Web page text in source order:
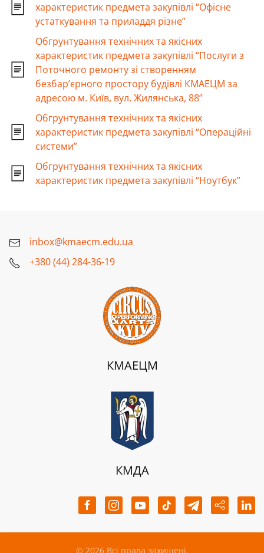
характеристик предмета закупівлі “Офісне
устаткування та приладдя різне”
Обгрунтування технічних та якісних
характеристик предмета закупівлі “Послуги з
Поточного ремонту зі створенням
безбар’єрного простору будівлі КМАЕЦМ за
адресою м. Київ, вул. Жилянська, 88”
Обгрунтування технічних та якісних
характеристик предмета закупівлі “Операційні
системи”
Обгрунтування технічних та якісних
характеристик предмета закупівлі “Ноутбук”
inbox@kmaecm.edu.ua
+380 (44) 284-36-19
КМАЕЦМ
КМДА
© 2026Всі права захищені.